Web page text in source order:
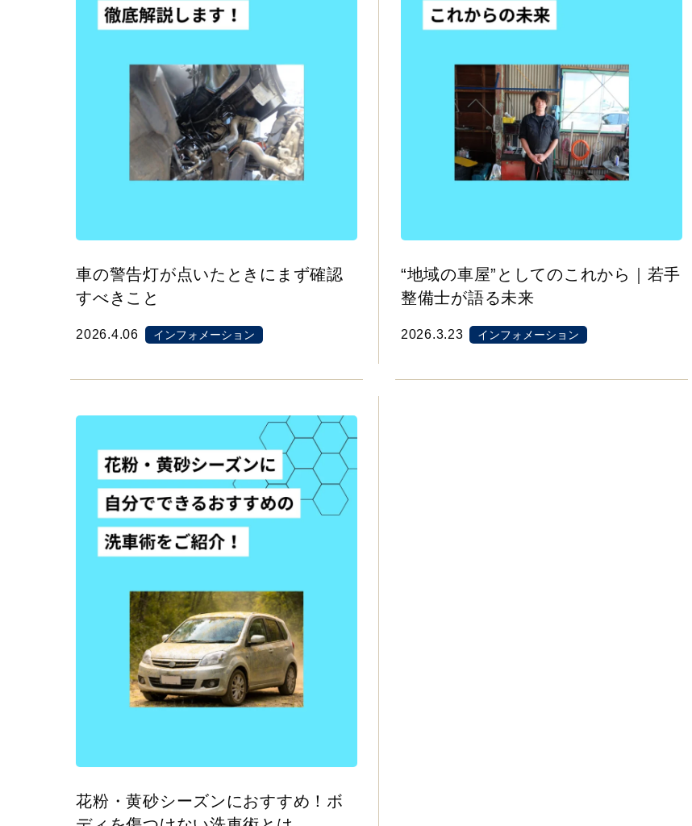
車の警告灯が点いたときにまず確認
すべきこと
2026.4.06 インフォメーション
“地域の車屋”としてのこれから｜若手
整備士が語る未来
2026.3.23 インフォメーション
花粉・黄砂シーズンにおすすめ！ボ